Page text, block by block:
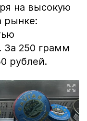
на высокую
рынке:
За 250 грамм
рублей.